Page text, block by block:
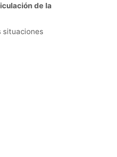
de la
situaciones